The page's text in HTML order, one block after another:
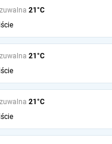
21°C
21°C
21°C